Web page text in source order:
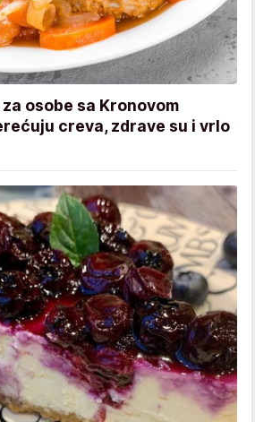
osobe sa Kronovom
creva, zdrave su i vrlo